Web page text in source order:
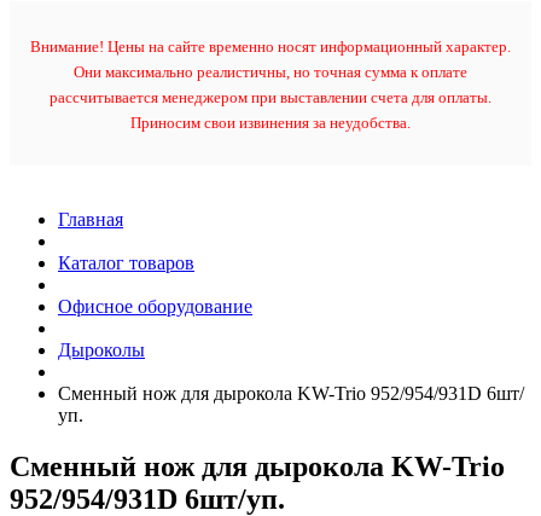
Внимание! Цены на сайте временно носят информационный характер.
Они максимально реалистичны, но точная сумма к оплате
рассчитывается менеджером при выставлении счета для оплаты.
Приносим свои извинения за неудобства.
Главная
Каталог товаров
Офисное оборудование
Дыроколы
Сменный нож для дырокола KW-Trio 952/954/931D 6шт/
уп.
Сменный нож для дырокола KW-Trio
952/954/931D 6шт/уп.